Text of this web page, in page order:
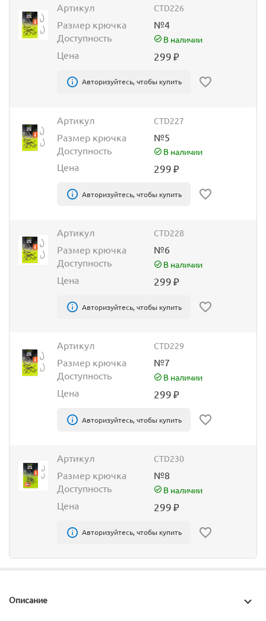
Артикул CTD226
Размер крючка
№4
Доступность
В наличии
Цена 299₽
Авторизуйтесь, чтобы купить
Артикул CTD227
Размер крючка
№5
Доступность
В наличии
Цена 299₽
Авторизуйтесь, чтобы купить
Артикул CTD228
Размер крючка
№6
Доступность
В наличии
Цена 299₽
Авторизуйтесь, чтобы купить
Артикул CTD229
Размер крючка
№7
Доступность
В наличии
Цена 299₽
Авторизуйтесь, чтобы купить
Артикул CTD230
Размер крючка
№8
Доступность
В наличии
Цена 299₽
Авторизуйтесь, чтобы купить
Описание